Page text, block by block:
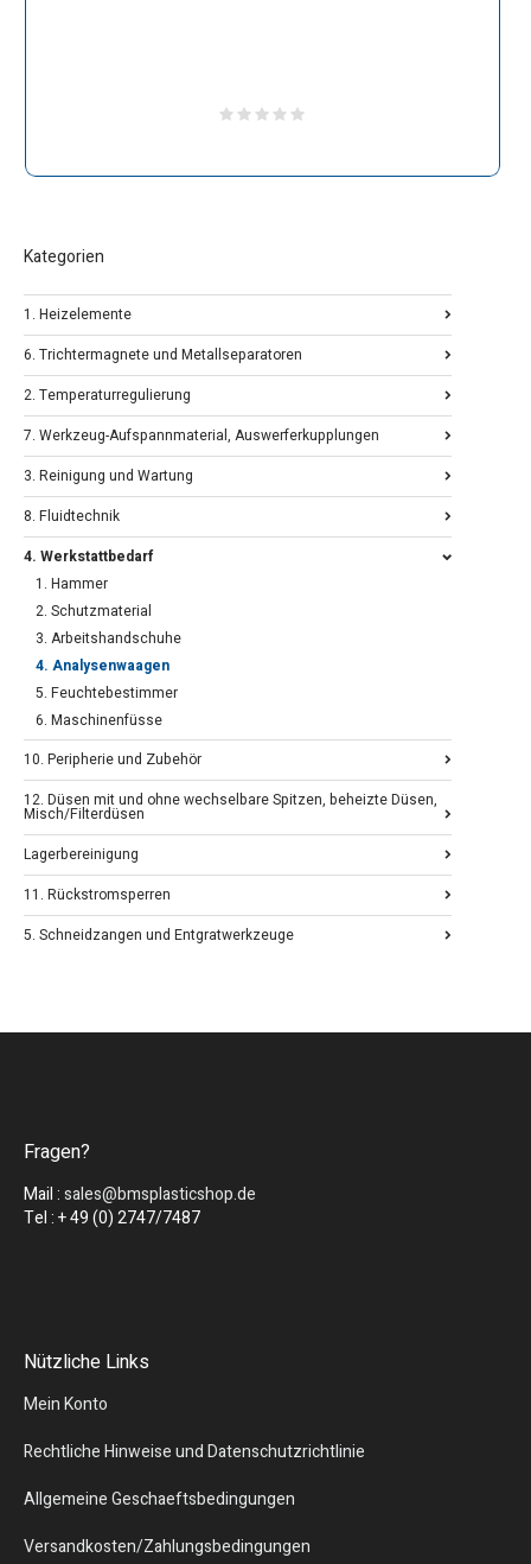
Kategorien
1. Heizelemente
6. Trichtermagnete und Metallseparatoren
2. Temperaturregulierung
7. Werkzeug-Aufspannmaterial, Auswerferkupplungen
3. Reinigung und Wartung
8. Fluidtechnik
4. Werkstattbedarf
1. Hammer
2. Schutzmaterial
3. Arbeitshandschuhe
4. Analysenwaagen
5. Feuchtebestimmer
6. Maschinenfüsse
10. Peripherie und Zubehör
12. Düsen mit und ohne wechselbare Spitzen, beheizte Düsen,
Misch/Filterdüsen
Lagerbereinigung
11. Rückstromsperren
5. Schneidzangen und Entgratwerkzeuge
Fragen?
Mail :sales@bmsplasticshop.de
Tel : + 49 (0) 2747/7487
Nützliche Links
Mein Konto
Rechtliche Hinweise und Datenschutzrichtlinie
Allgemeine Geschaeftsbedingungen
Versandkosten/Zahlungsbedingungen